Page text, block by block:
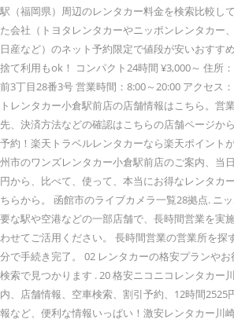
駅（福岡県）周辺のレンタカー料金を検索比較し
た会社（トヨタレンタカーやニッポンレンタカー
日産など）のネット予約限定で値段が安いおすす
捨て利用もok！ コンパクト24時間 ¥3,000～ 住所
前3丁目28番3号 営業時間：8:00～20:00 アクセス
トレンタカー小倉駅前店の店舗情報はこちら。営
先、決済方法などの確認はこちらの店舗ページか
予約！楽天トラベルレンタカーなら楽天ポイント
州市のワンズレンタカー小倉駅前店のご案内、当
円から、比べて、使って、本当にお得なレンタカ
ちらから。 函館市のライブカメラ一覧28拠点. ニ
要な駅や空港などの一部店舗で、長時間営業を実
わせてご活用ください。 長時間営業の営業所を探
分で手続き完了。 02 レンタカーの格安プランや
検索で見つかります . 20 格安ニコニコレンタカー
内、店舗情報、空車検索、割引予約、12時間2525
報など、便利な情報いっぱい！激安レンタカー川